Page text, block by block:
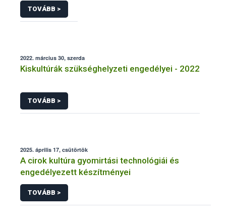
TOVÁBB >
2022. március 30, szerda
Kiskultúrák szükséghelyzeti engedélyei - 2022
TOVÁBB >
2025. április 17, csütörtök
A cirok kultúra gyomirtási technológiái és
engedélyezett készítményei
TOVÁBB >